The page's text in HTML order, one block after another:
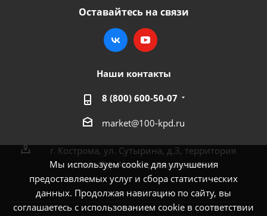
Мы используем cookie для улучшения
предоставляемых услуг и сбора статистических
данных. Продолжая навигацию по сайту, вы
соглашаетесь с использованием cookie в соответствии
Оставайтесь на связи
Наши контакты
8 (800) 600-50-07
market@100-kpd.ru
г. Кострома, ул. Сутырина, д.3, территория
около ТЦ «Аксон», павильон № 3